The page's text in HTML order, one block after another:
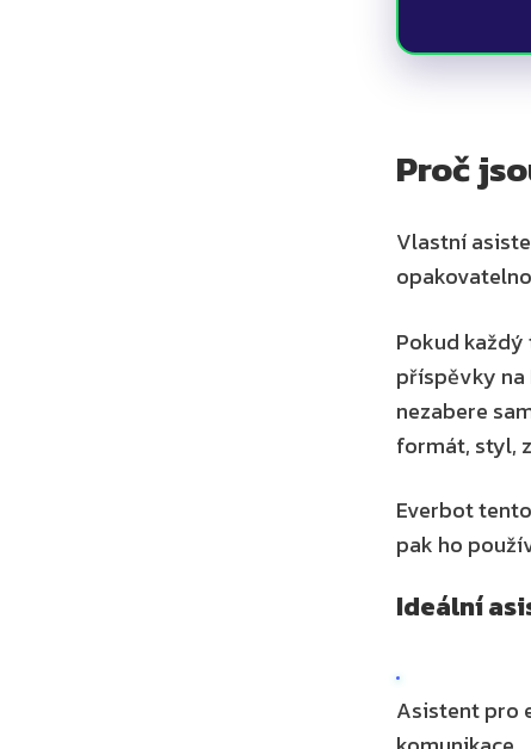
Proč
Vlastní
Pokud
příspěvky na
nezabere
formát, styl,
Everbot
pak ho
Ideální
Asistent pro